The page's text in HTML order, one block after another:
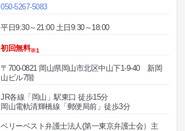
050-5267-5083
平日9:30～21:00 土日9:30～18:00
初回無料※1
〒700-0821 岡山県岡山市北区中山下1-9-40 新岡
山ビル7階
JR各線「岡山」駅東口 徒歩15分
岡山電軌清輝橋線「郵便局前」徒歩3分
ベリーベスト弁護士法人(第一東京弁護士会）主